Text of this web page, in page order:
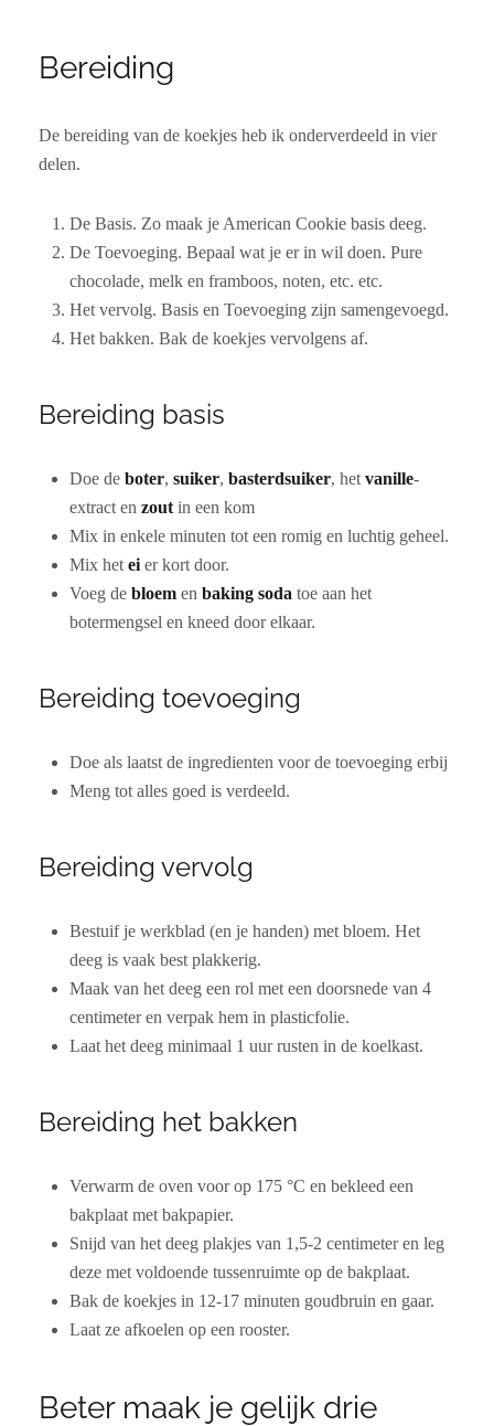
Bereiding
De bereiding van de koekjes heb ik onderverdeeld in vier
delen.
De Basis. Zo maak je American Cookie basis deeg.
De Toevoeging. Bepaal wat je er in wil doen. Pure
chocolade, melk en framboos, noten, etc. etc.
Het vervolg. Basis en Toevoeging zijn samengevoegd.
Het bakken. Bak de koekjes vervolgens af.
Bereiding basis
Doe de boter, suiker, basterdsuiker, het vanille-
extract en zout in een kom
Mix in enkele minuten tot een romig en luchtig geheel.
Mix het ei er kort door.
Voeg de bloem en baking soda toe aan het
botermengsel en kneed door elkaar.
Bereiding toevoeging
Doe als laatst de ingredienten voor de toevoeging erbij
Meng tot alles goed is verdeeld.
Bereiding vervolg
Bestuif je werkblad (en je handen) met bloem. Het
deeg is vaak best plakkerig.
Maak van het deeg een rol met een doorsnede van 4
centimeter en verpak hem in plasticfolie.
Laat het deeg minimaal 1 uur rusten in de koelkast.
Bereiding het bakken
Verwarm de oven voor op 175 °C en bekleed een
bakplaat met bakpapier.
Snijd van het deeg plakjes van 1,5-2 centimeter en leg
deze met voldoende tussenruimte op de bakplaat.
Bak de koekjes in 12-17 minuten goudbruin en gaar.
Laat ze afkoelen op een rooster.
Beter maak je gelijk drie